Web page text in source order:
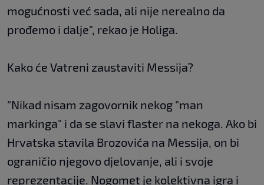
mogućnosti već sada, ali nije nerealno da
prođemo i dalje", rekao je Holiga.
Kako će Vatreni zaustaviti Messija?
"Nikad nisam zagovornik nekog "man
markinga" i da se slavi flaster na nekoga. Ako bi
Hrvatska stavila Brozovića na Messija, on bi
ograničio njegovo djelovanje, ali i svoje
reprezentacije. Nogomet je kolektivna igra i